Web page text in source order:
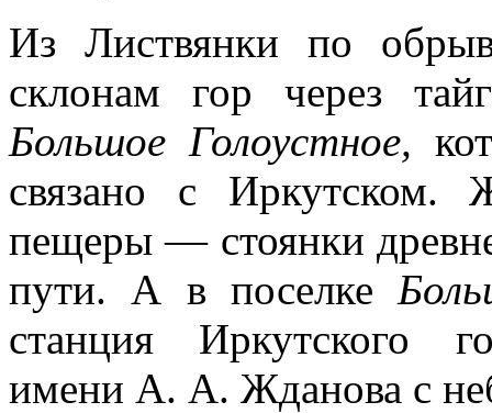
Из Листвянки по
склонам гор через
Большое Голоустное,
связано с Иркутском.
пещеры — стоянки
пути. А в по­селке
станция Иркутского
имени А. А. Жданова с